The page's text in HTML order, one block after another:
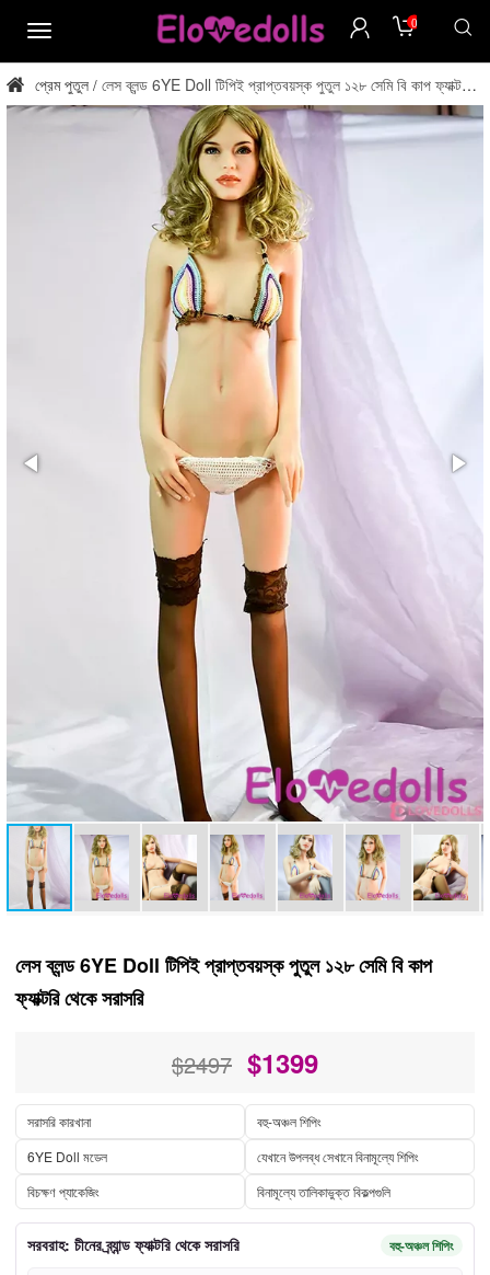
মেনু
0
প্রেম পুতুল / লেস ব্লন্ড 6YE Doll টিপিই প্রাপ্তবয়স্ক পুতুল ১২৮ সেমি বি কাপ ফ্যাক্টরি
থেকে সরাসরি
লেস ব্লন্ড 6YE Doll টিপিই প্রাপ্তবয়স্ক পুতুল ১২৮ সেমি বি কাপ
ফ্যাক্টরি থেকে সরাসরি
$2497 $1399
সরাসরি কারখানা
বহু-অঞ্চল শিপিং
6YE Doll মডেল
যেখানে উপলব্ধ সেখানে বিনামূল্যে শিপিং
বিচক্ষণ প্যাকেজিং
বিনামূল্যে তালিকাভুক্ত বিকল্পগুলি
সরবরাহ: চীনের ব্র্যান্ড ফ্যাক্টরি থেকে সরাসরি বহু-অঞ্চল শিপিং